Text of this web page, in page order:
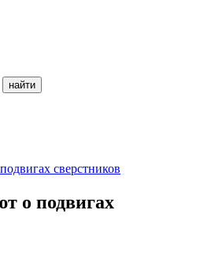
сверстников
о подвигах